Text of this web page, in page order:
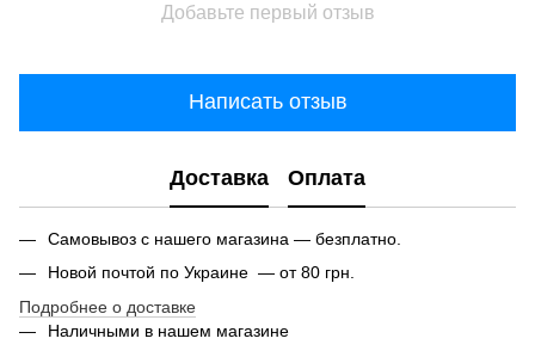
Добавьте первый отзыв
Написать отзыв
Доставка Оплата
Самовывоз с нашего магазина — безплатно.
Новой почтой по Украине — от 80 грн.
Подробнее о доставке
Наличными в нашем магазине